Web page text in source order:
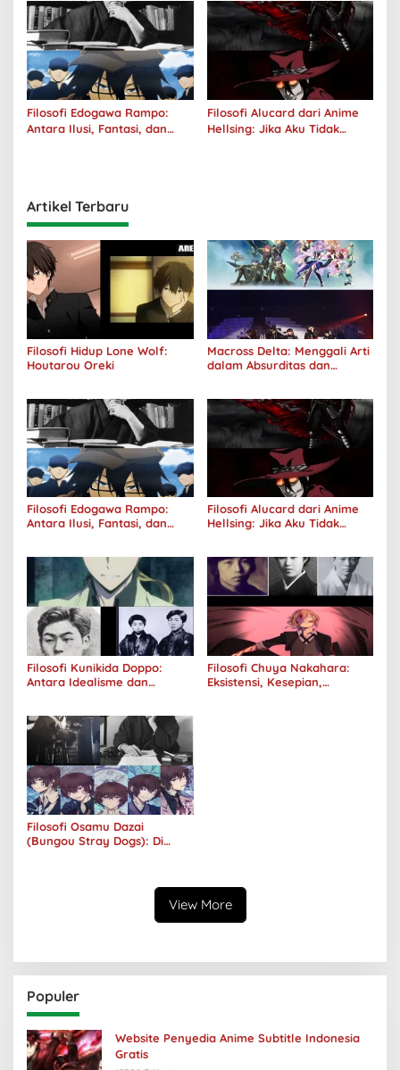
Filosofi Edogawa Rampo:
Antara Ilusi, Fantasi, dan
Filosofi Alucard dari Anime
Hellsing: Jika Aku Tidak
Artikel Terbaru
Filosofi Hidup Lone Wolf:
Houtarou Oreki
Macross Delta: Menggali Arti
dalam Absurditas dan
Filosofi Edogawa Rampo:
Antara Ilusi, Fantasi, dan
Filosofi Alucard dari Anime
Hellsing: Jika Aku Tidak
Filosofi Kunikida Doppo:
Antara Idealisme dan
Filosofi Chuya Nakahara:
Eksistensi, Kesepian,
Filosofi Osamu Dazai
(Bungou Stray Dogs): Di
View More
Populer
Website Penyedia Anime Subtitle Indonesia
Gratis